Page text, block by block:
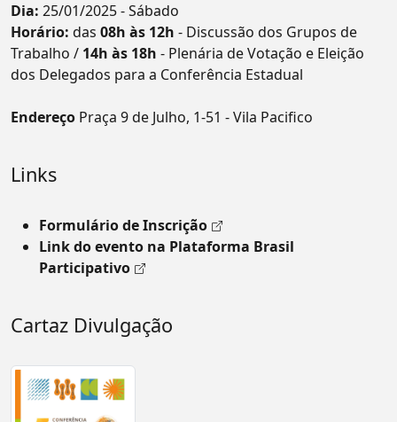
Dia: 25/01/2025 - Sábado
Horário: das 08h às 12h - Discussão dos Grupos de
Trabalho / 14h às 18h - Plenária de Votação e Eleição
dos Delegados para a Conferência Estadual
Endereço Praça 9 de Julho, 1-51 - Vila Pacifico
Links
Formulário de Inscrição
Link do evento na Plataforma Brasil
Participativo
Cartaz Divulgação